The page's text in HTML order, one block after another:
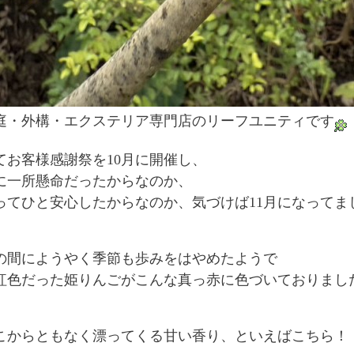
・外構・エクステリア専門店のリーフユニティです
お客様感謝祭を10月に開催し、
一所懸命だったからなのか、
てひと安心したからなのか、気づけば11月になってま
間にようやく季節も歩みをはやめたようで
色だった姫りんごがこんな真っ赤に色づいておりまし
からともなく漂ってくる甘い香り、といえばこちら！